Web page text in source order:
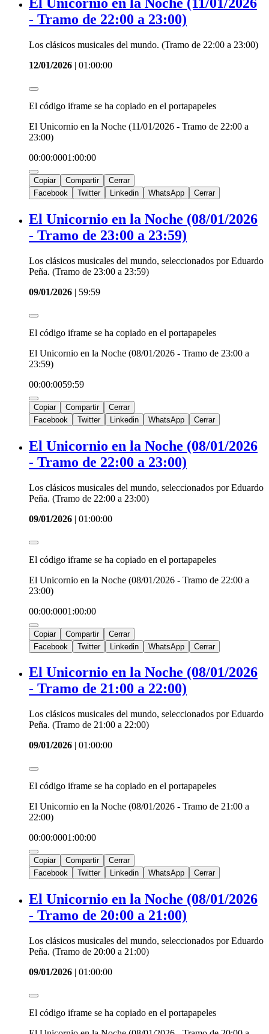
- Tramo de 22:00 a 23:00)
Los clásicos musicales del mundo. (Tramo de 22:00 a 23:00)
12/01/2026 | 01:00:00
El código iframe se ha copiado en el portapapeles
El Unicornio en la Noche (11/01/2026 - Tramo de 22:00 a
23:00)
00:00:0001:00:00
Copiar Compartir
Cerrar
Facebook
Twitter Linkedin WhatsApp Cerrar
El Unicornio en la Noche (08/01/2026
- Tramo de 23:00 a 23:59)
Los clásicos musicales del mundo, seleccionados por Eduardo
Peña. (Tramo de 23:00 a 23:59)
09/01/2026 | 59:59
El código iframe se ha copiado en el portapapeles
El Unicornio en la Noche (08/01/2026 - Tramo de 23:00 a
23:59)
00:00:0059:59
Copiar Compartir
Cerrar
Facebook
Twitter Linkedin WhatsApp Cerrar
El Unicornio en la Noche (08/01/2026
- Tramo de 22:00 a 23:00)
Los clásicos musicales del mundo, seleccionados por Eduardo
Peña. (Tramo de 22:00 a 23:00)
09/01/2026 | 01:00:00
El código iframe se ha copiado en el portapapeles
El Unicornio en la Noche (08/01/2026 - Tramo de 22:00 a
23:00)
00:00:0001:00:00
Copiar Compartir
Cerrar
Facebook
Twitter Linkedin WhatsApp Cerrar
El Unicornio en la Noche (08/01/2026
- Tramo de 21:00 a 22:00)
Los clásicos musicales del mundo, seleccionados por Eduardo
Peña. (Tramo de 21:00 a 22:00)
09/01/2026 | 01:00:00
El código iframe se ha copiado en el portapapeles
El Unicornio en la Noche (08/01/2026 - Tramo de 21:00 a
22:00)
00:00:0001:00:00
Copiar Compartir
Cerrar
Facebook
Twitter Linkedin WhatsApp Cerrar
El Unicornio en la Noche (08/01/2026
- Tramo de 20:00 a 21:00)
Los clásicos musicales del mundo, seleccionados por Eduardo
Peña. (Tramo de 20:00 a 21:00)
09/01/2026 | 01:00:00
El código iframe se ha copiado en el portapapeles